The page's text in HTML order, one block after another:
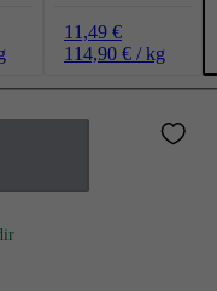
11,49 €
114,90 € / kg